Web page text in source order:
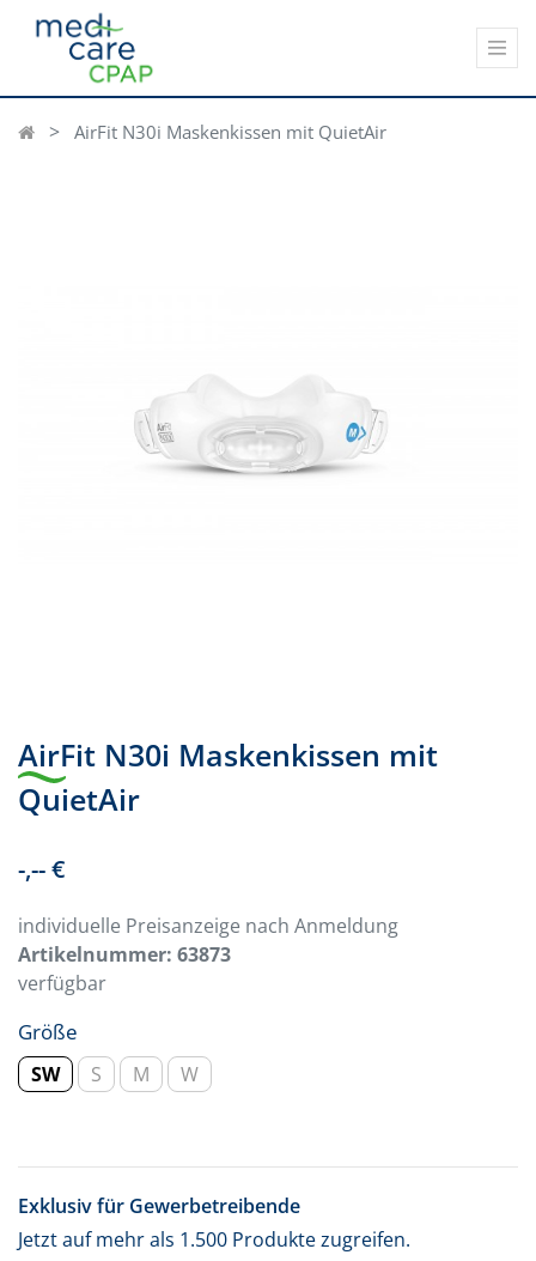
AirFit N30i Maskenkissen mit QuietAir
AirFit N30i Maskenkissen mit
QuietAir
-,-- €
individuelle Preisanzeige nach Anmeldung
Artikelnummer: 63873
verfügbar
Größe
SW S M W
Exklusiv für Gewerbetreibende
Jetzt auf mehr als 1.500 Produkte zugreifen.